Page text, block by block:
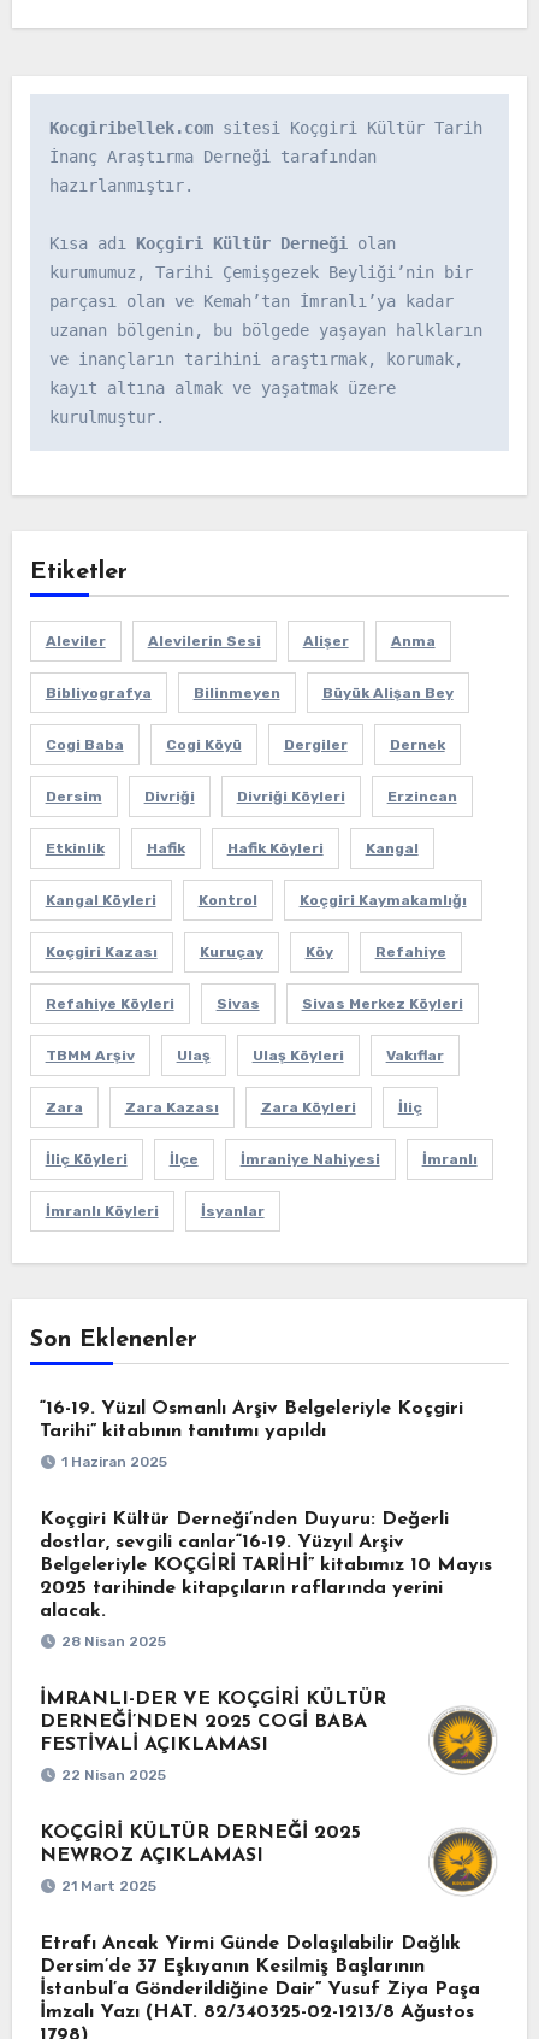
Kocgiribellek.com sitesi Koçgiri Kültür Tarih
İnanç Araştırma Derneği tarafından
hazırlanmıştır.
Kısa adı Koçgiri Kültür Derneği olan
kurumumuz, Tarihi Çemişgezek Beyliği’nin bir
parçası olan ve Kemah’tan İmranlı’ya kadar
uzanan bölgenin, bu bölgede yaşayan halkların
ve inançların tarihini araştırmak, korumak,
kayıt altına almak ve yaşatmak üzere
kurulmuştur.
Etiketler
Aleviler Alevilerin Sesi Alişer Anma
Bibliyografya Bilinmeyen Büyük Alişan Bey
Cogi Baba Cogi Köyü Dergiler Dernek
Dersim Divriği Divriği Köyleri Erzincan
Etkinlik Hafik Hafik Köyleri Kangal
Kangal Köyleri Kontrol Koçgiri Kaymakamlığı
Koçgiri Kazası Kuruçay Köy Refahiye
Refahiye Köyleri Sivas Sivas Merkez Köyleri
TBMM Arşiv Ulaş Ulaş Köyleri Vakıflar
Zara Zara Kazası Zara Köyleri İliç
İliç Köyleri İlçe İmraniye Nahiyesi İmranlı
İmranlı Köyleri İsyanlar
Son Eklenenler
“16-19. Yüzıl Osmanlı Arşiv Belgeleriyle Koçgiri
Tarihi” kitabının tanıtımı yapıldı
1 Haziran 2025
Koçgiri Kültür Derneği’nden Duyuru: Değerli
dostlar, sevgili canlar“16-19. Yüzyıl Arşiv
Belgeleriyle KOÇGİRİ TARİHİ” kitabımız 10 Mayıs
2025 tarihinde kitapçıların raflarında yerini
alacak.
28 Nisan 2025
İMRANLI-DER VE KOÇGİRİ KÜLTÜR
DERNEĞİ’NDEN 2025 COGİ BABA
FESTİVALİ AÇIKLAMASI
22 Nisan 2025
KOÇGİRİ KÜLTÜR DERNEĞİ 2025
NEWROZ AÇIKLAMASI
21 Mart 2025
Etrafı Ancak Yirmi Günde Dolaşılabilir Dağlık
Dersim’de 37 Eşkıyanın Kesilmiş Başlarının
İstanbul’a Gönderildiğine Dair” Yusuf Ziya Paşa
İmzalı Yazı (HAT. 82/340325-02-1213/8 Ağustos